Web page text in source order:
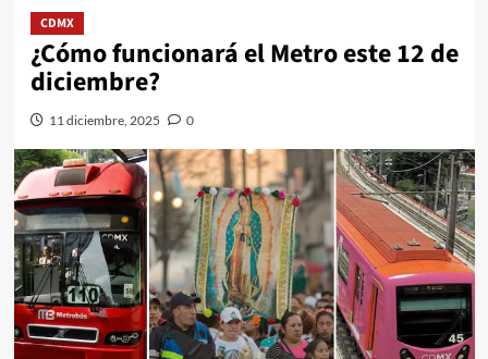
CDMX
¿Cómo funcionará el Metro este 12 de
diciembre?
11 diciembre, 2025 0